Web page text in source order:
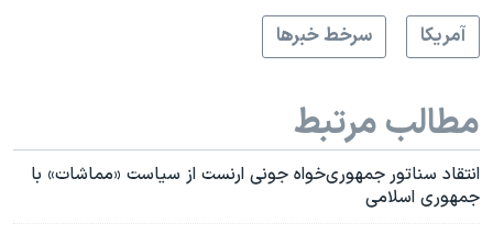
آمريکا
سرخط خبرها
مطالب مرتبط
انتقاد سناتور جمهوری‌خواه جونی ارنست از سیاست «مماشات» با
جمهوری اسلامی